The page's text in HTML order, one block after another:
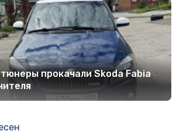
прокачали Skoda Fabia